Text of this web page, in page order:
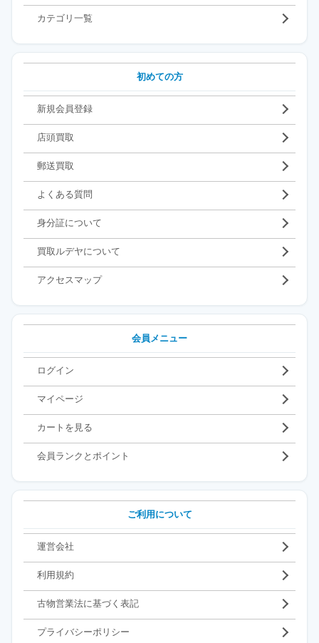
カテゴリ一覧
初めての方
新規会員登録
店頭買取
郵送買取
よくある質問
身分証について
買取ルデヤについて
アクセスマップ
会員メニュー
ログイン
マイページ
カートを見る
会員ランクとポイント
ご利用について
運営会社
利用規約
古物営業法に基づく表記
プライバシーポリシー